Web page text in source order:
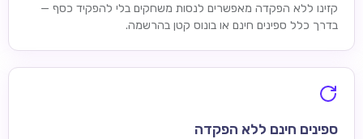
קזינו ללא הפקדה מאפשרים לנסות משחקים בלי להפקיד כסף —
בדרך כלל ספינים חינם או בונוס קטן בהרשמה.
ספינים חינם ללא הפקדה